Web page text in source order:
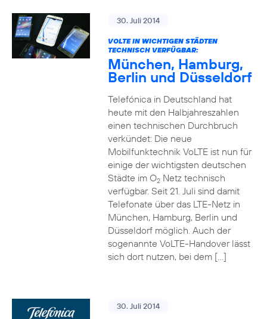
30. Juli 2014
VOLTE IN WICHTIGEN STÄDTEN
TECHNISCH VERFÜGBAR:
München, Hamburg,
Berlin und Düsseldorf
Telefónica in Deutschland hat
heute mit den Halbjahreszahlen
einen technischen Durchbruch
verkündet: Die neue
Mobilfunktechnik VoLTE ist nun für
einige der wichtigsten deutschen
Städte im O2Netz technisch
verfügbar. Seit 21. Juli sind damit
Telefonate über das LTE-Netz in
München, Hamburg, Berlin und
Düsseldorf möglich. Auch der
sogenannte VoLTE-Handover lässt
sich dort nutzen, bei dem […]
30. Juli 2014